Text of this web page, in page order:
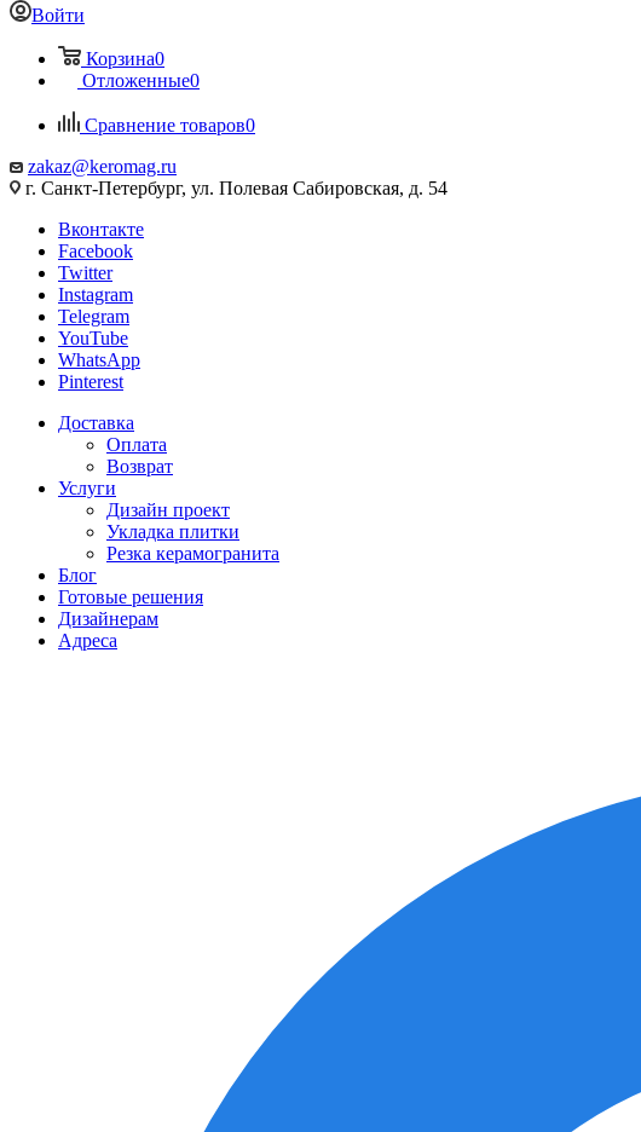
Войти
Корзина0
Отложенные0
Сравнение товаров0
zakaz@keromag.ru
г. Санкт-Петербург, ул. Полевая Сабировская, д. 54
Вконтакте
Facebook
Twitter
Instagram
Telegram
YouTube
WhatsApp
Pinterest
Доставка
Оплата
Возврат
Услуги
Дизайн проект
Укладка плитки
Резка керамогранита
Блог
Готовые решения
Дизайнерам
Адреса